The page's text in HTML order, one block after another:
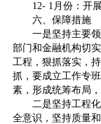
12- 1月份：开展
六、保障措施
一是坚持主要领
部门和金融机构切
工程，狠抓落实，
抓，要成立工作专
素，形成统筹布局
二是坚持工程化
全意识，坚持质量